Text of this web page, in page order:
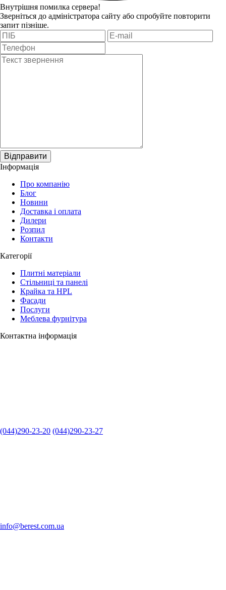
Внутрішня помилка сервера!
Зверніться до адміністратора сайту або спробуйте повторити
запит пізніше.
Відправити
Інформація
Про компанію
Блог
Новини
Доставка і оплата
Дилери
Розпил
Контакти
Категорії
Плитні матеріали
Стільниці та панелі
Крайка та HPL
Фасади
Послуги
Меблева фурнітура
Контактна інформація
(044)290-23-20 (044)290-23-27
info@berest.com.ua